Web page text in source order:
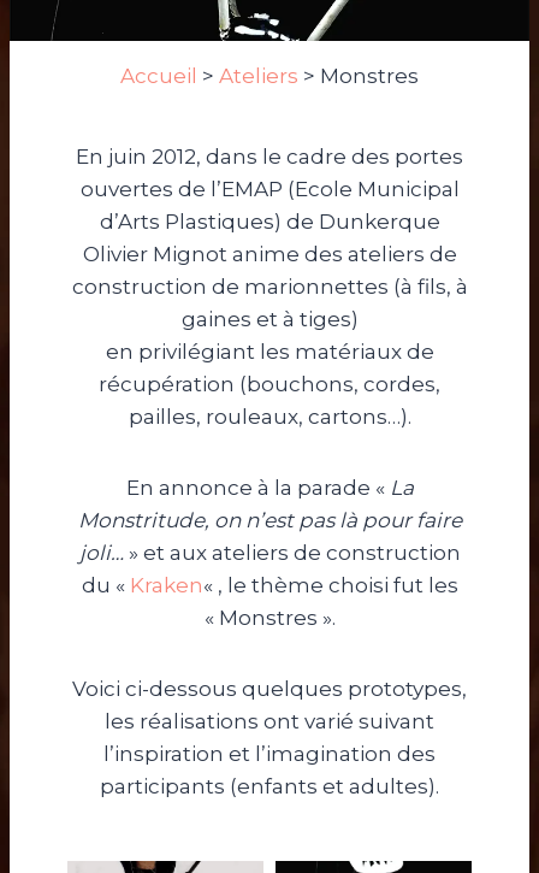
Accueil > Ateliers > Monstres
En juin 2012, dans le cadre des portes
ouvertes de l’EMAP (Ecole Municipal
d’Arts Plastiques) de Dunkerque
Olivier Mignot anime des ateliers de
construction de marionnettes (à fils, à
gaines et à tiges)
en privilégiant les matériaux de
récupération (bouchons, cordes,
pailles, rouleaux, cartons…).
En annonce à la parade « La
Monstritude, on n’est pas là pour faire
joli…» et aux ateliers de construction
du « Kraken« , le thème choisi fut les
« Monstres ».
Voici ci-dessous quelques prototypes,
les réalisations ont varié suivant
l’inspiration et l’imagination des
participants (enfants et adultes).